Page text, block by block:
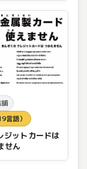
舗
言語）
ットカードは
せん